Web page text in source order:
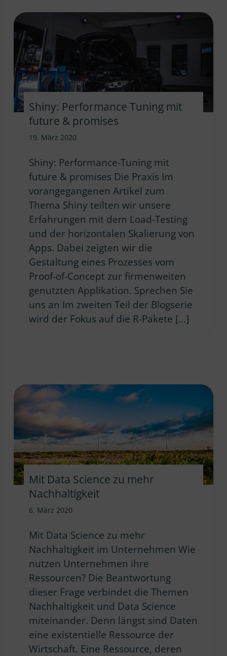
Shiny: Performance Tuning mit
future & promises
19. März 2020
Shiny: Performance-Tuning mit
future & promises Die Praxis Im
vorangegangenen Artikel zum
Thema Shiny teilten wir unsere
Erfahrungen mit dem Load-Testing
und der horizontalen Skalierung von
Apps. Dabei zeigten wir die
Gestaltung eines Prozesses vom
Proof-of-Concept zur firmenweiten
genutzten Applikation. Sprechen Sie
uns an Im zweiten Teil der Blogserie
wird der Fokus auf die R-Pakete […]
Mit Data Science zu mehr
Nachhaltigkeit
6. März 2020
Mit Data Science zu mehr
Nachhaltigkeit im Unternehmen Wie
nutzen Unternehmen ihre
Ressourcen? Die Beantwortung
dieser Frage verbindet die Themen
Nachhaltigkeit und Data Science
miteinander. Denn längst sind Daten
eine existentielle Ressource der
Wirtschaft. Eine Ressource, deren